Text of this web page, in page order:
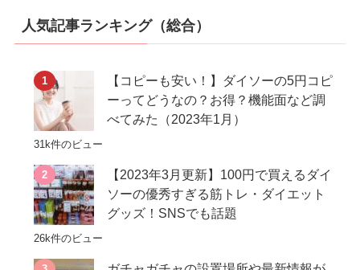
人気記事ランキング（総合）
【コピーも安い！】ダイソーの5円コピ
ーってどうなの？お得？機能面など調
べてみた（2023年1月）
31k件のビュー
【2023年3月更新】100円で買えるダイ
ソーの優秀すぎる筋トレ・ダイエット
グッズ！SNSでも話題
26k件のビュー